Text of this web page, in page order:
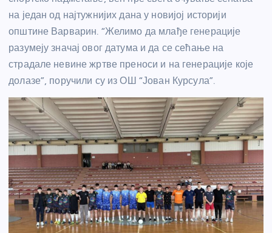
на један од најтужнијих дана у новијој историји
општине Варварин. “Желимо да млађе генерације
разумеју значај овог датума и да се сећање на
страдале невине жртве преноси и на генерације које
долазе”, поручили су из ОШ “Јован Курсула”.